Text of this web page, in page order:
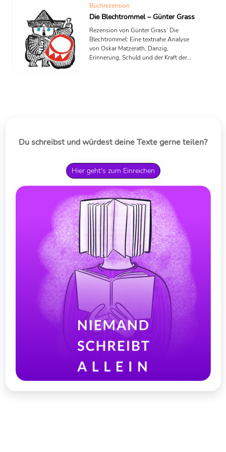
Buchrezension
Die Blechtrommel – Günter Grass
Rezension von Günter Grass’ Die
Blechtrommel: Eine textnahe Analyse
von Oskar Matzerath, Danzig,
Erinnerung, Schuld und der Kraft der
Du schreibst und würdest deine Texte gerne teilen?
Hier geht's zum Einreichen